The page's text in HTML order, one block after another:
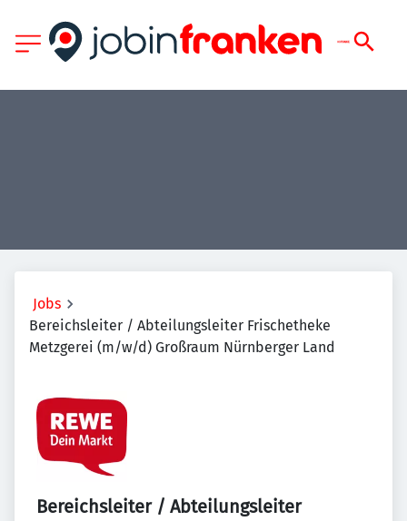
Jobs
Bereichsleiter / Abteilungsleiter Frischetheke
Metzgerei (m/w/d) Großraum Nürnberger Land
Bereichsleiter / Abteilungsleiter